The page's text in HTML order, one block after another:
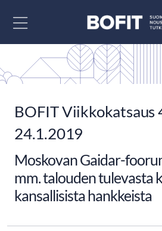
BOFIT Viikkokatsaus
24.1.2019
Moskovan Gaidar-
mm. talouden tulevasta
kansallisista hankkeista